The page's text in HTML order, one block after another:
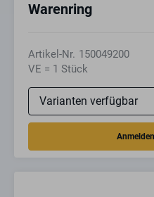
Warenring
Artikel-Nr. 150049200
VE = 1 Stück